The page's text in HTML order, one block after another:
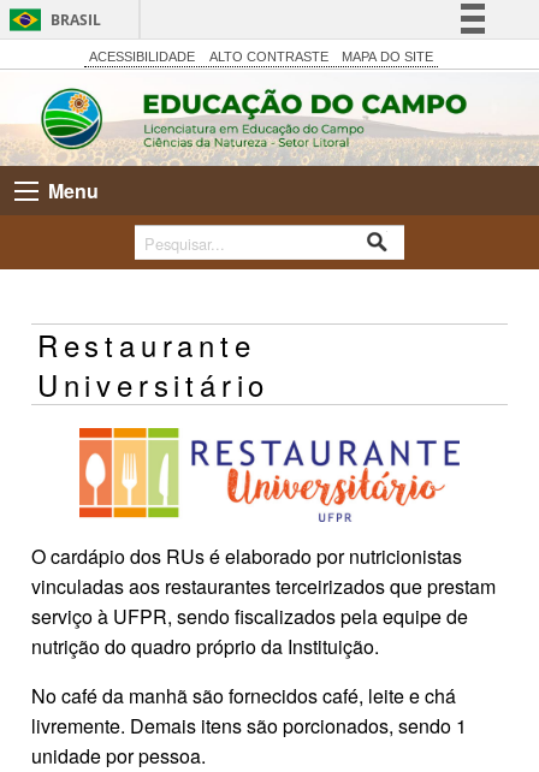
BRASIL
Simplifique!
Comunica BR
Participe
Acesso à informação
Canais
ACESSIBILIDADE ALTO CONTRASTE MAPA DO SITE
Menu
Restaurante
Universitário
O cardápio dos RUs é elaborado por nutricionistas
vinculadas aos restaurantes terceirizados que prestam
serviço à UFPR, sendo fiscalizados pela equipe de
nutrição do quadro próprio da Instituição.
No café da manhã são fornecidos café, leite e chá
livremente. Demais itens são porcionados, sendo 1
unidade por pessoa.